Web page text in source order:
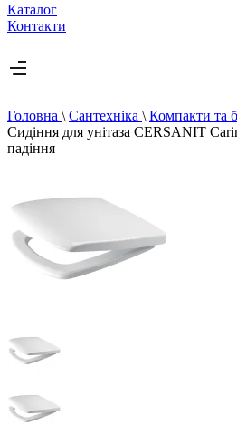
Каталог
Контакти
Головна \ Сантехніка \ Компакти та
Сидіння для унітаза CERSANIT
падіння